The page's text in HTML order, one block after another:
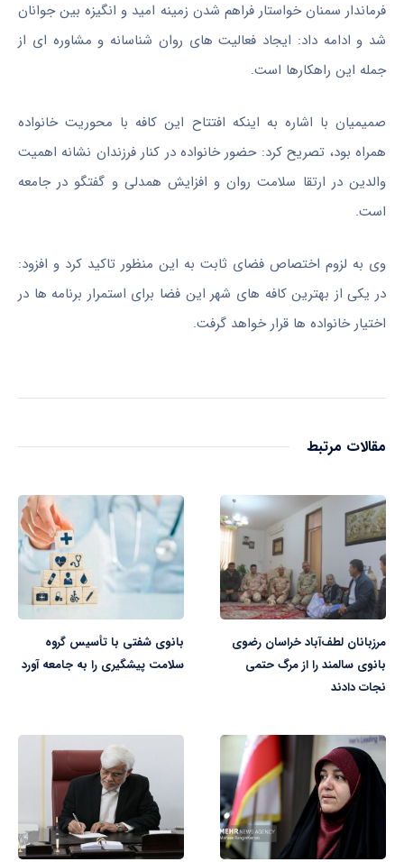
فرماندار سمنان خواستار فراهم شدن زمینه امید و انگیزه بین جوانان
شد و ادامه داد: ایجاد فعالیت های روان شناسانه و مشاوره ای از
جمله این راهکارها است.
صمیمیان با اشاره به اینکه افتتاح این کافه با محوریت خانواده
همراه بود، تصریح کرد: حضور خانواده در کنار فرزندان نشانه اهمیت
والدین در ارتقا سلامت روان و افزایش همدلی و گفتگو در جامعه
است.
وی به لزوم اختصاص فضای ثابت به این منظور تاکید کرد و افزود:
در یکی از بهترین کافه های شهر این فضا برای استمرار برنامه ها در
اختیار خانواده ها قرار خواهد گرفت.
مقالات مرتبط
مرزبانان لطف‌آباد خراسان رضوی
بانوی سالمند را از مرگ حتمی
نجات دادند
بانوی شفتی با تأسیس گروه
سلامت پیشگیری را به جامعه آورد